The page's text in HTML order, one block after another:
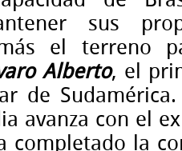
sus
el terreno
Alberto, el
de Sudamérica.
avanza con el
completado la